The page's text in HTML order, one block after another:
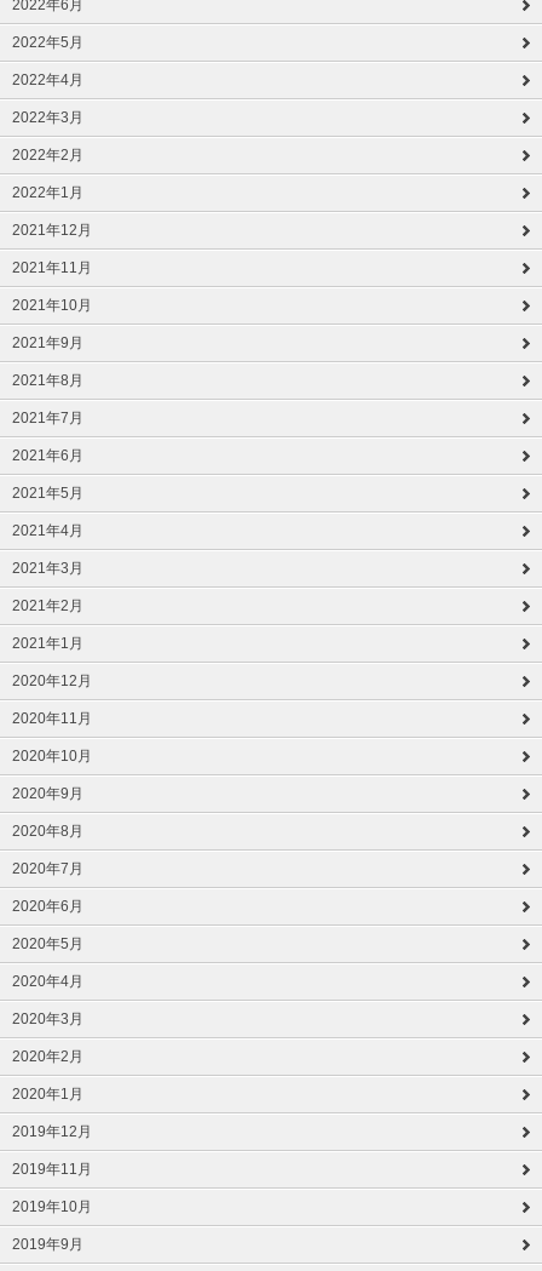
2022年6月
2022年5月
2022年4月
2022年3月
2022年2月
2022年1月
2021年12月
2021年11月
2021年10月
2021年9月
2021年8月
2021年7月
2021年6月
2021年5月
2021年4月
2021年3月
2021年2月
2021年1月
2020年12月
2020年11月
2020年10月
2020年9月
2020年8月
2020年7月
2020年6月
2020年5月
2020年4月
2020年3月
2020年2月
2020年1月
2019年12月
2019年11月
2019年10月
2019年9月